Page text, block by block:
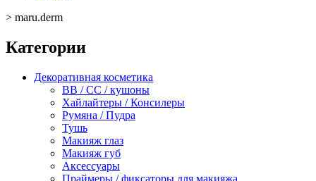
> maru.derm
Категории
Декоративная косметика
BB / CC / кушоны
Хайлайтеры / Консилеры
Румяна / Пудра
Тушь
Макияж глаз
Макияж губ
Аксессуары
Праймеры / фиксаторы для макияжа